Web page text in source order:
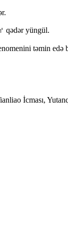
qədər yüngül.
təmin edə
İcması,